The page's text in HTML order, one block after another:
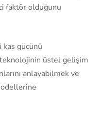
faktör olduğunu
gücünü
üstel gelişim
anlayabilmek ve